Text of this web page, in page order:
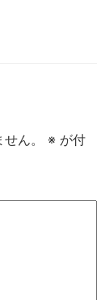
ん。 ※ が付